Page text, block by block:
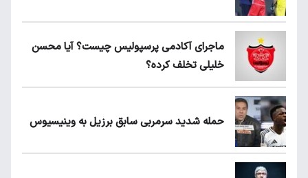
ماجرای آکادمی پرسپولیس چیست؟ آیا محسن
خلیلی تخلف کرده؟
حمله شدید سرمربی سابق برزیل به وینیسیوس